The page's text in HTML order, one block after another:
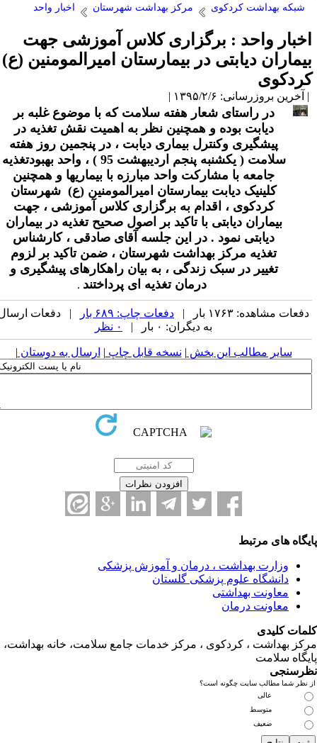
شبکه بهداشت کردکوی مرکز بهداشت شهرستان اخبار واحد
واحد : برگزاری کلاس آموزشی جهت
دیابتی در بیمارستان امیرالمومنین (ع)
بروزرسانی: ۱۳۹۵/۲/۶ |
در راستای شعار هفته سلامت که با موضوع غلبه بر
دیابت بوده و همچنین نظر به اهمیت نقش تغذیه در
پیشگیری وکنترل بیماری دیابت ، در پنجمین روز هفته
سلامت ( یکشنبه پنجم اردیبهشت 95 ) ، واحد بهبودتغذیه
جامعه با مشارکت واحد مبارزه با بیماریها و همچنین
کلینیک دیابت بیمارستان امیرالمومنین (ع) شهرستان
کردکوی ، اقدام به برگزاری کلاس آموزشی ، جهت
بیماران دیابتی با تاکید بر اصول صحیح تغذیه در بیماران
دیابتی نمود . در این جلسه آقای صادقی ، کارشناس
تغذیه مرکز بهداشت شهرستان ، ضمن تاکید بر لزوم
تغییر در سبک زندگی ، به بیان راهکارهای پیشگیری و
درمان تغذیه ای پرداختند.
دفعات مشاهده: ۱۷۶۳ بار | دفعات چاپ: ۶۸۹ بار
| دفعات ارسال
به دیگران: ۰ بار |
سایر مطالب این بخش | نسخه قابل چاپ| ارسال به دوستان|
های مرتبط
وزارت بهداشت ، درمان و آموزش پزشکی
دانشگاه علوم پزشکی گلستان
معاونت بهداشتی
معاونت درمان
کلیدی
بهداشت ، کردکوی ، مرکز خدمات جامع سلامت، خانه بهداشت،
سلامت
نظر شما مطالب سایت چگونه است؟
عالی
متوسط
ضعیف